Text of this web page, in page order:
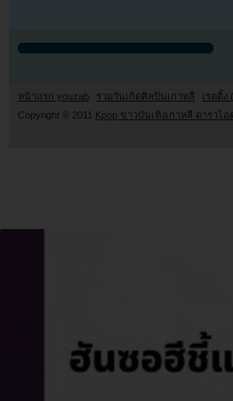
หน้าแรก youzab รวมวันเกิดศิลปินเกาหลี เรตติ้ง
Copyright © 2011 Kpop ข่าวบันเทิงเกาหลี ดารา